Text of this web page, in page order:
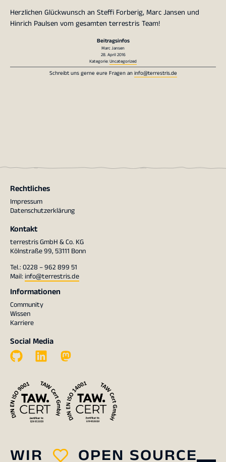
Herzlichen Glückwunsch an Steffi Forberig, Marc Jansen und
Hinrich Paulsen vom gesamten terrestris Team!
Beitragsinfos
Marc Jansen
28. April 2016
Kategorie:Uncategorized
Schreibt uns gerne eure Fragen aninfo@terrestris.de
Rechtliches
Impressum
Datenschutzerklärung
Kontakt
terrestris GmbH & Co. KG
Kölnstraße 99, 53111 Bonn
Tel.: 0228 – 962 899 51
Mail: info@terrestris.de
Informationen
Community
Wissen
Karriere
Social Media
WIR OPEN SOURCE